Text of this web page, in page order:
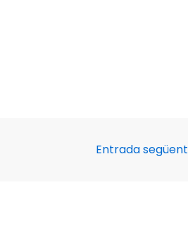
Entrada següent